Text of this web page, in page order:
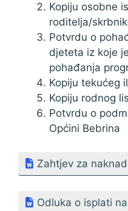
Kopiju osobne
roditelja/
Potvrdu o
djeteta iz koje
pohađanja
Kopiju tekućeg
Kopiju rodnog
Potvrdu o
Općini Bebrina
Zahtjev za
Odluka o isplati